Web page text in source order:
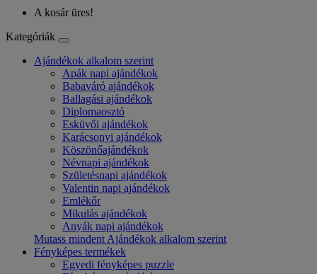
A kosár üres!
Kategóriák
Ajándékok alkalom szerint
Apák napi ajándékok
Babaváró ajándékok
Ballagási ajándékok
Diplomaosztó
Esküvői ajándékok
Karácsonyi ajándékok
Köszönőajándékok
Névnapi ajándékok
Születésnapi ajándékok
Valentin napi ajándékok
Emlékőr
Mikulás ajándékok
Anyák napi ajándékok
Mutass mindent Ajándékok alkalom szerint
Fényképes termékek
Egyedi fényképes puzzle